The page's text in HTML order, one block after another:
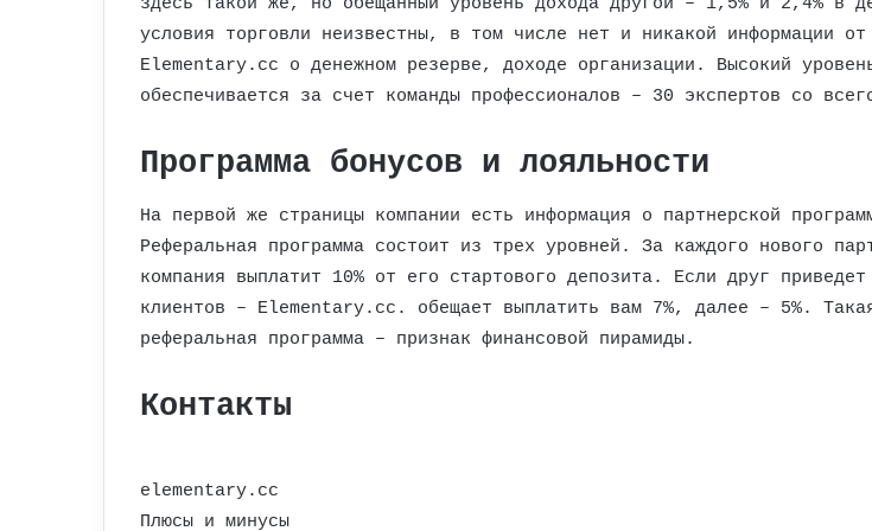
условия торговли неизвестны, в том числе нет и никакой информации от
Elementary.cc о денежном резерве, доходе организации. Высокий
обеспечивается за счет команды профессионалов – 30 экспертов со
Программа бонусов и лояльности
На первой же страницы компании есть информация о партнерской
Реферальная программа состоит из трех уровней. За каждого нового
компания выплатит 10% от его стартового депозита. Если друг приведет
клиентов – Elementary.cc. обещает выплатить вам 7%, далее – 5%.
реферальная программа – признак финансовой пирамиды.
Контакты
elementary.cc
Плюсы и минусы